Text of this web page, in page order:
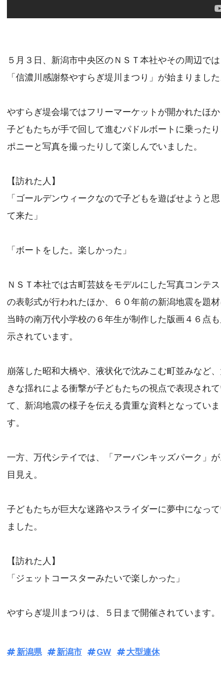
５月３日、新潟市中央区のＮＳＴ本社やその周辺では
「信濃川感謝祭やすらぎ堤川まつり」が始まりまし
やすらぎ堤会場ではフリーマーケットが開かれたほ
子どもたちが手で回して進むパドルボートに乗った
ポニーと写真を撮ったりして楽しんでいました。
【訪れた人】
「ゴールデンウィークなので子どもを遊ばせようと
て来た」
「ボートをした。楽しかった」
ＮＳＴ本社では古町芸妓をモデルにした写真コンテ
の表彰式が行われたほか、６０年前の新潟地震を題
当時の南万代小学校の６年生が制作した版画４６点
示されています。
崩落した昭和大橋や、液状化で沈みこむ町並みなど
きな揺れによる衝撃が子どもたちの視点で表現され
て、新潟地震の様子を伝える貴重な資料となっていま
す。
一方、万代シテイでは、「アーバンキッズパーク」
目見え。
子どもたちが巨大な迷路やスライダーに夢中になっ
ました。
【訪れた人】
「ジェットコースターみたいで楽しかった」
やすらぎ堤川まつりは、５日まで開催されています。
新潟県 新潟市 GW 大型連休